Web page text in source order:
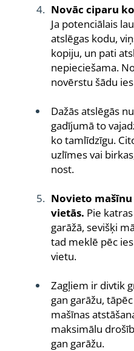
Novāc ciparu
Ja potenciālais
atslēgas kodu,
kopiju, un pati
nepieciešama.
novērstu šādu
Dažās atslēgās
gadījumā to
ko tamlīdzīgu.
uzlīmes vai
nost.
Novieto
vietās. Pie
garāžā, sevišķi
tad meklē pēc
vietu.
Zagļiem ir divtik
gan garāžu,
mašīnas
maksimālu
gan garāžu.